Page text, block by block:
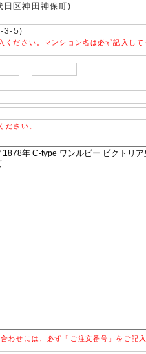
田区神田神保町)
3-5)
ください。マンション名は必ず記入して
-
ださい。
わせには、必ず「ご注文番号」をご記